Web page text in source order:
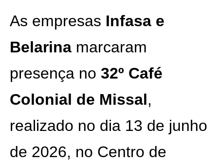
As empresas Infasa e
Belarina marcaram
presença no 32º Café
Colonial de Missal,
realizado no dia 13 de junho
de 2026, no Centro de